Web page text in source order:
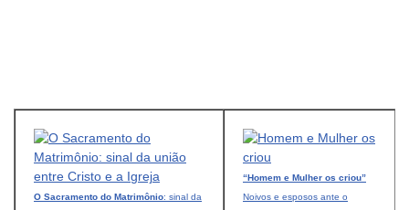
O Sacramento do Matrimônio: sinal da
“Homem e Mulher os criou”
Noivos e esposos ante o